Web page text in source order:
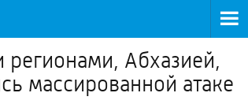
Абхазией,
массированной атаке